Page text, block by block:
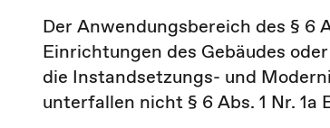
Der Anwendungsbereich des § 6
Einrichtungen des Gebäudes
die Instandsetzungs- und
unterfallen nicht § 6 Abs. 1 Nr. 1a